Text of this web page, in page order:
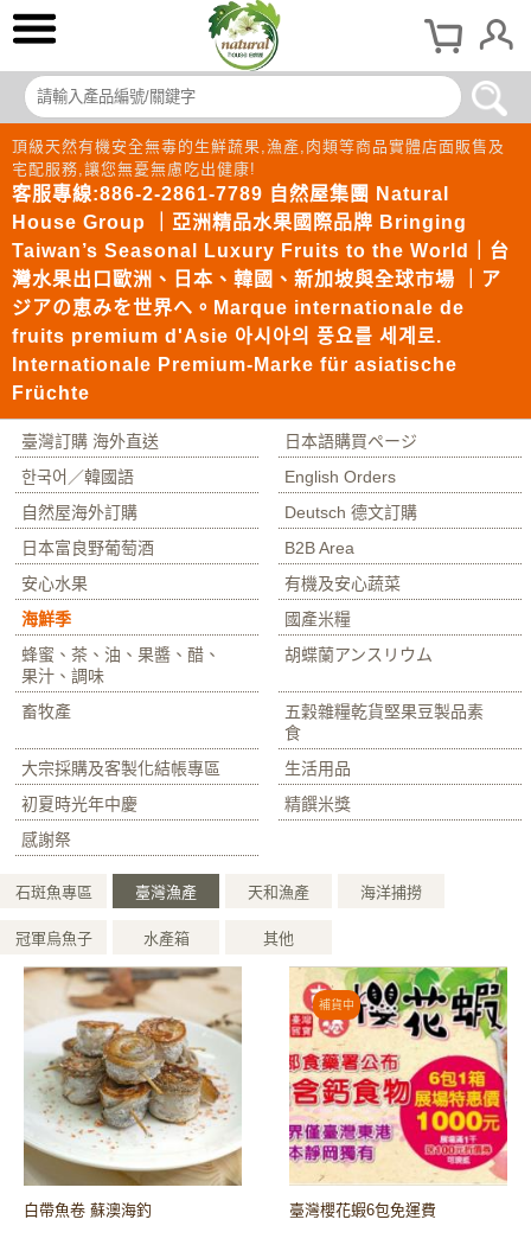
頂級天然有機安全無毒的生鮮蔬果,漁產,肉類等商品實體店面販售及
宅配服務,讓您無憂無慮吃出健康!
客服專線:886-2-2861-7789 自然屋集團 Natural
House Group ｜亞洲精品水果國際品牌 Bringing
Taiwan’s Seasonal Luxury Fruits to the World｜台
灣水果出口歐洲、日本、韓國、新加坡與全球市場 ｜ア
ジアの恵みを世界へ。Marque internationale de
fruits premium d'Asie 아시아의 풍요를 세계로.
Internationale Premium-Marke für asiatische
Früchte
臺灣訂購 海外直送
日本語購買ページ
한국어／韓國語
English Orders
自然屋海外訂購
Deutsch 德文訂購
日本富良野葡萄酒
B2B Area
安心水果
有機及安心蔬菜
海鮮季
國產米糧
蜂蜜、茶、油、果醬、醋、
果汁、調味
胡蝶蘭アンスリウム
畜牧產
五穀雜糧乾貨堅果豆製品素
食
大宗採購及客製化結帳專區
生活用品
初夏時光年中慶
精饌米獎
感謝祭
石斑魚專區 臺灣漁產 天和漁產 海洋捕撈
冠軍烏魚子 水產箱 其他
白帶魚卷 蘇澳海釣 臺灣櫻花蝦6包免運費